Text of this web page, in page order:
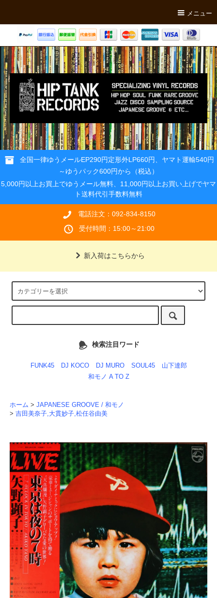
メニュー
全国一律ゆうメールEP290円定形外LP660円、ヤマト運輸540円
～ゆうパック600円から（税込）
5,000円以上お買上でゆうメール無料、11,000円以上お買い上げでヤマ
ト送料代引手数料無料
電話注文：092-834-8150
受付時間：15:00～21:00
新入荷はこちらから
検索注目ワード
FUNK45 DJ KOCO DJ MURO SOUL45
山下達郎
和モノ A TO Z
ホーム > JAPANESE GROOVE / 和モノ
> 吉田美奈子,大貫妙子,松任谷由美